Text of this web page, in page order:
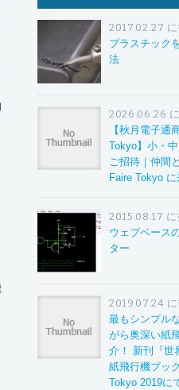
2017.02.27
プラスチック
法
2026.06.26
【秋月電子通
Tokyo】小・
ご招待｜仲間
Faire Tokyo に
2015.08.17 に
ウェブベース
ター
2019.07.24
最もシンプル
がら奥深い紙
介！ 新刊『世
紙飛行機ブッ
Tokyo 2019に